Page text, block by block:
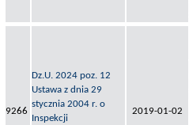
9266
Dz.U. 2024 poz. 12
Ustawa z dnia 29
stycznia 2004 r. o
Inspekcji
2019-01-02